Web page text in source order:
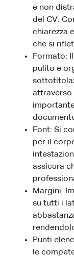
e non
del CV.
chiarezza
che si
Formato:
pulito e
attraverso
Font: Si
per il
assicura
Margini:
su tutti i
Punti
le